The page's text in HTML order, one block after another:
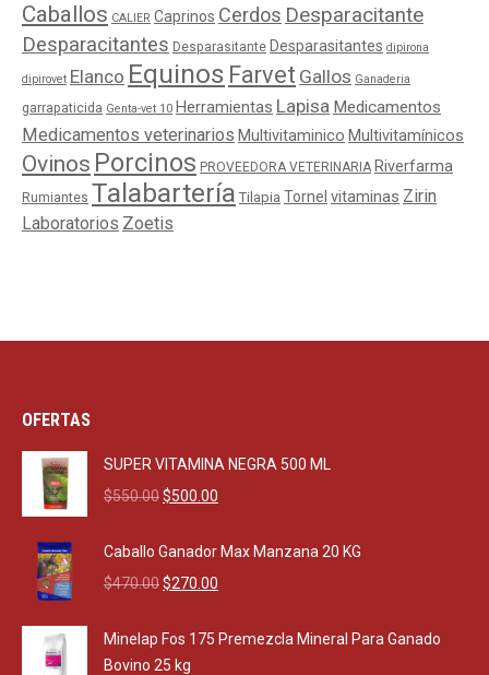
Caballos CALIER Caprinos Cerdos Desparacitante
Desparacitantes Desparasitante Desparasitantes dipirona
dipirovet Elanco Equinos Farvet Gallos Ganaderia
garrapaticida Genta-vet 10 Herramientas Lapisa Medicamentos
Medicamentos veterinarios Multivitaminico Multivitamínicos
Ovinos Porcinos PROVEEDORA VETERINARIA Riverfarma
Rumiantes Talabartería Tilapia Tornel vitaminas Zirin
Laboratorios Zoetis
OFERTAS
SUPER VITAMINA NEGRA 500 ML
$550.00Original
was:
$550.00.
$500.00
is:
Caballo Ganador Max Manzana 20 KG
$470.00Original
was:
$470.00.
$270.00
is:
Minelap Fos 175 Premezcla Mineral Para Ganado
Bovino 25 kg